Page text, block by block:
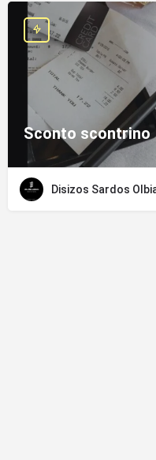
Sconto scontrino
Disizos Sardos